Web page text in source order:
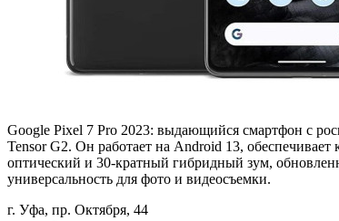
Google Pixel 7 Pro 2023: выдающийся смартфон с
Tensor G2. Он работает на Android 13,
оптический и 30-кратный гибридный зум,
универсальность для фото и видеосъемки.
г. Уфа, пр. Октября, 44